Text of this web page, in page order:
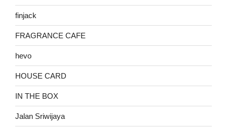
finjack
FRAGRANCE CAFE
hevo
HOUSE CARD
IN THE BOX
Jalan Sriwijaya